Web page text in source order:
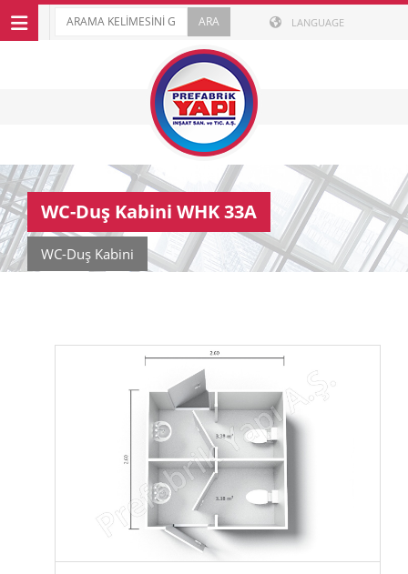
LANGUAGE
WC-Duş Kabini WHK 33A
WC-Duş Kabini